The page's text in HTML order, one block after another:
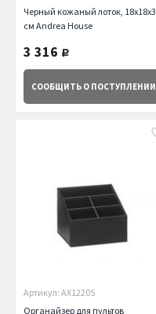
Черный кожаный лоток, 18х18х3
см Andrea House
3 316 руб.
СООБЩИТЬ О ПОСТУПЛЕНИИ
Артикул: AX12205
Органайзер для пультов